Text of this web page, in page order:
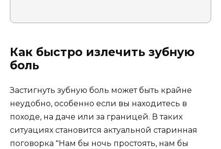
Как быстро излечить зубную
боль
Застигнуть зубную боль может быть крайне
неудобно, особенно если вы находитесь в
походе, на даче или за границей. В таких
ситуациях становится актуальной старинная
поговорка "Нам бы ночь простоять, нам бы